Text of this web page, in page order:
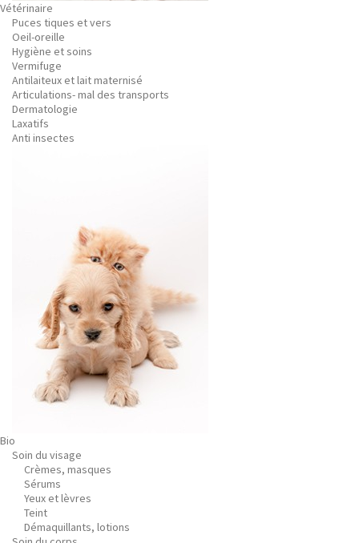
Vétérinaire
Puces tiques et vers
Oeil-oreille
Hygiène et soins
Vermifuge
Antilaiteux et lait maternisé
Articulations- mal des transports
Dermatologie
Laxatifs
Anti insectes
Bio
Soin du visage
Crèmes, masques
Sérums
Yeux et lèvres
Teint
Démaquillants, lotions